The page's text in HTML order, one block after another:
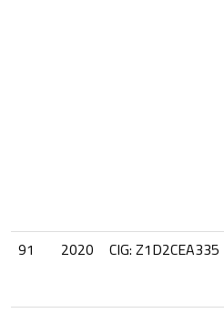
91
2020 CIG: Z1D2CEA335